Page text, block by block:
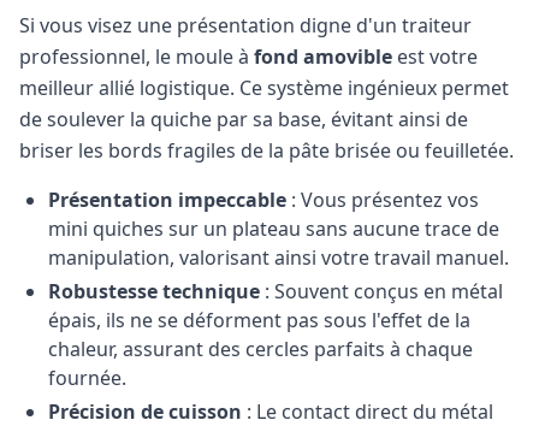
Si vous visez une présentation digne d'un traiteur
professionnel, le moule à fond amovible est votre
meilleur allié logistique. Ce système ingénieux permet
de soulever la quiche par sa base, évitant ainsi de
briser les bords fragiles de la pâte brisée ou feuilletée.
Présentation impeccable : Vous présentez vos
mini quiches sur un plateau sans aucune trace de
manipulation, valorisant ainsi votre travail manuel.
Robustesse technique : Souvent conçus en métal
épais, ils ne se déforment pas sous l'effet de la
chaleur, assurant des cercles parfaits à chaque
fournée.
Précision de cuisson : Le contact direct du métal